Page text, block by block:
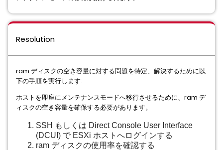
Resolution
ram ディスクの空き容量に対する問題を特定、解決するために以
下の手順を実行します:
ホストを即座にメンテナンスモードへ移行させるために、ram デ
ィスクの空き容量を確保する必要があります。
SSH もしくは Direct Console User Interface
(DCUI) で ESXi ホストへログインする
ram ディスクの使用率を確認する